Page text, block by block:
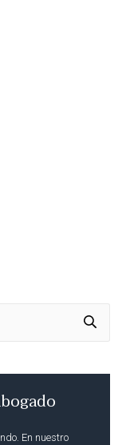
En nuestro